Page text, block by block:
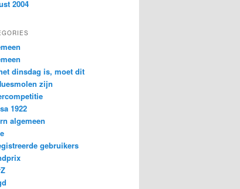
2004
dinsdag is, moet dit
zijn
1922
algemeen
gebruikers